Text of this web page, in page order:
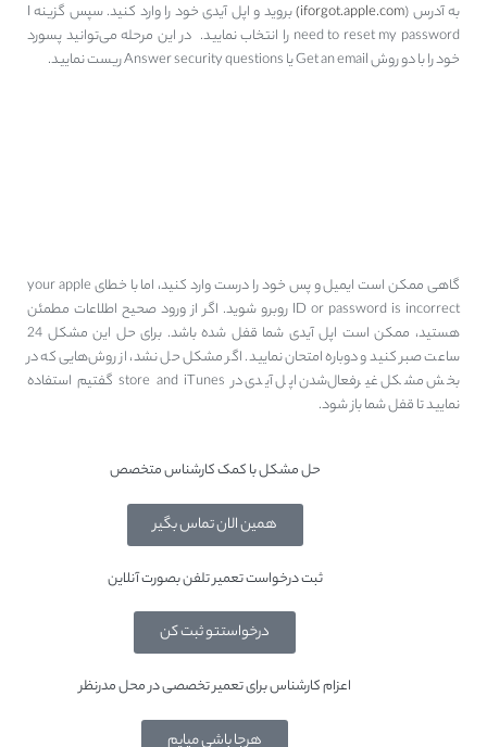
به آدرس (iforgot.apple.com)
بروید و اپل آیدی خود را وارد کنید. سپس گزینه I
need to reset my password را انتخاب نمایید. در این مرحله می‌توانید پسورد
خود را با دو روش Get an email یا Answer security questions ریست نمایید.
گاهی ممکن است ایمیل و پس خود را درست وارد کنید، اما با خطای your apple
ID or password is incorrect روبرو شوید. اگر از ورود صحیح اطلاعات مطمئن
هستید، ممکن است اپل آیدی شما قفل شده باشد. برای حل این مشکل 24
ساعت صبر کنید و دوباره امتحان نمایید. اگر مشکل حل نشد، از روش‌هایی که در
بخش مشکل غیر‌فعال‌شدن اپل آیدی در store and iTunes گفتیم استفاده
نمایید تا قفل شما باز شود.
حل مشکل با کمک کارشناس متخصص
همین الان تماس بگیر
ثبت درخواست تعمیر تلفن بصورت آنلاین
درخواستتو ثبت کن
اعزام کارشناس برای تعمیر تخصصی در محل مدرنظر
هرجا باشی میایم